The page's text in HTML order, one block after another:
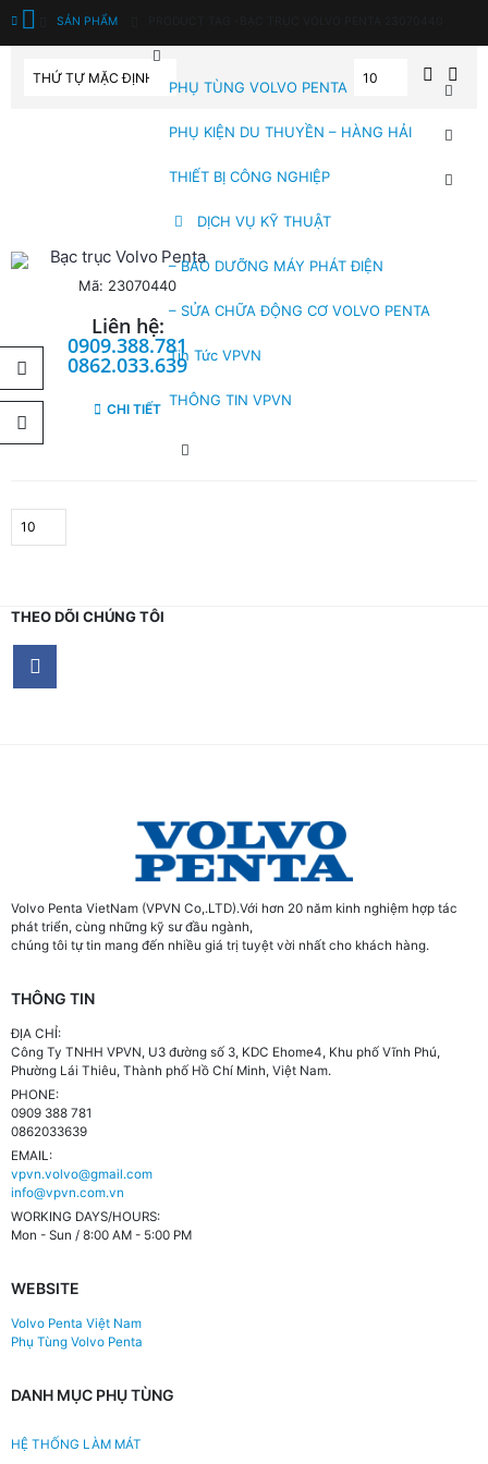
PHỤ TÙNG VOLVO PENTA
PHỤ KIỆN DU THUYỀN – HÀNG HẢI
THIẾT BỊ CÔNG NGHIỆP
DỊCH VỤ KỸ THUẬT
– BẢO DƯỠNG MÁY PHÁT ĐIỆN
– SỬA CHỮA ĐỘNG CƠ VOLVO PENTA
Tin Tức VPVN
THÔNG TIN VPVN
SẢN PHẨM
Bạc trục Volvo Penta
Mã: 23070440
Liên hệ:
0909.388.781
0862.033.639
CHI TIẾT
THEO DÕI CHÚNG TÔI
Volvo Penta VietNam (VPVN Co,.LTD).Với hơn 20 năm kinh nghiệm hợp tác
phát triển, cùng những kỹ sư đầu ngành,
chúng tôi tự tin mang đến nhiều giá trị tuyệt vời nhất cho khách hàng.
THÔNG TIN
ĐỊA CHỈ:
Công Ty TNHH VPVN, U3 đường số 3, KDC Ehome4, Khu phố Vĩnh Phú,
Phường Lái Thiêu, Thành phố Hồ Chí Minh, Việt Nam.
PHONE:
0909 388 781
0862033639
EMAIL:
vpvn.volvo@gmail.com
info@vpvn.com.vn
WORKING DAYS/HOURS:
Mon - Sun / 8:00 AM - 5:00 PM
WEBSITE
Volvo Penta Việt Nam
Phụ Tùng Volvo Penta
DANH MỤC PHỤ TÙNG
HỆ THỐNG LÀM MÁT